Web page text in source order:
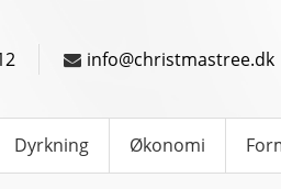
info@christmastree.dk
Dyrkning Økonomi